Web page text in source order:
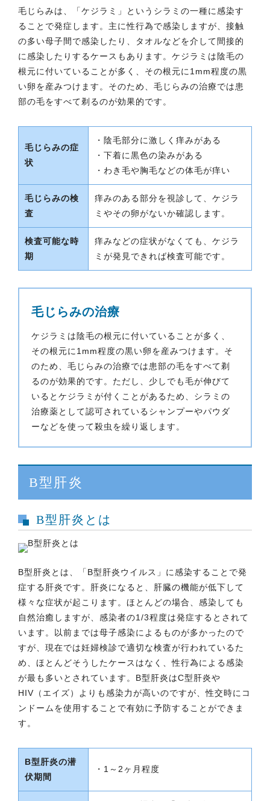
毛じらみは、「ケジラミ」というシラミの一種に感染す
ることで発症します。主に性行為で感染しますが、接触
の多い母子間で感染したり、タオルなどを介して間接的
に感染したりするケースもあります。ケジラミは陰毛の
根元に付いていることが多く、その根元に1mm程度の黒
い卵を産みつけます。そのため、毛じらみの治療では患
部の毛をすべて剃るのが効果的です。
毛じらみの症
状
・陰毛部分に激しく痒みがある
・下着に黒色の染みがある
・わき毛や胸毛などの体毛が痒い
毛じらみの検
査
痒みのある部分を視診して、ケジラ
ミやその卵がないか確認します。
検査可能な時
期
痒みなどの症状がなくても、ケジラ
ミが発見できれば検査可能です。
毛じらみの治療
ケジラミは陰毛の根元に付いていることが多く、
その根元に1mm程度の黒い卵を産みつけます。そ
のため、毛じらみの治療では患部の毛をすべて剃
るのが効果的です。ただし、少しでも毛が伸びて
いるとケジラミが付くことがあるため、シラミの
治療薬として認可されているシャンプーやパウダ
ーなどを使って殺虫を繰り返します。
B型肝炎
B型肝炎とは
B型肝炎とは、「B型肝炎ウイルス」に感染することで発
症する肝炎です。肝炎になると、肝臓の機能が低下して
様々な症状が起こります。ほとんどの場合、感染しても
自然治癒しますが、感染者の1/3程度は発症するとされて
います。以前までは母子感染によるものが多かったので
すが、現在では妊婦検診で適切な検査が行われているた
め、ほとんどそうしたケースはなく、性行為による感染
が最も多いとされています。B型肝炎はC型肝炎や
HIV（エイズ）よりも感染力が高いのですが、性交時にコ
ンドームを使用することで有効に予防することができま
す。
B型肝炎の潜
伏期間
・1～2ヶ月程度